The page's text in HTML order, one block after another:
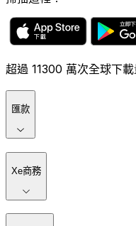
超過 11300 萬次全球下
匯款
Xe商務